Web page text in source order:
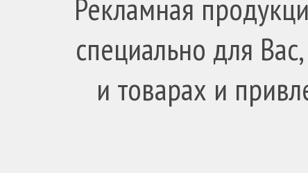
Рекламная
специально для
и товарах и